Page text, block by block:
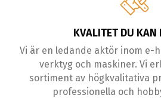
KVALITET DU KAN
Vi är en ledande aktör inom e-
verktyg och maskiner. Vi
sortiment av högkvalitativa
professionella och